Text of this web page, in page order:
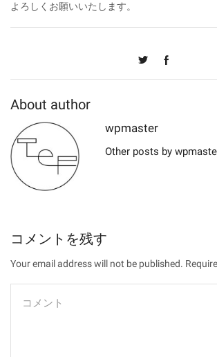
よろしくお願いいたします。
About author
wpmaster
Other posts by
コメントを残す
Your email address will not be published.